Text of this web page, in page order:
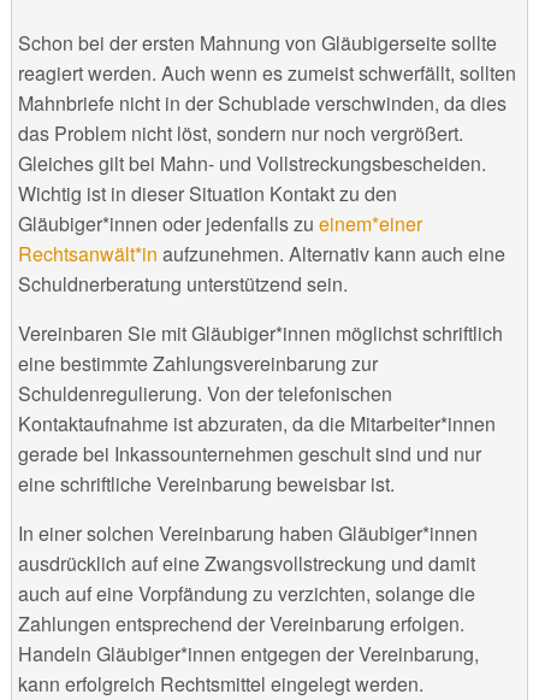
Schon bei der ersten Mahnung von Gläubigerseite sollte
reagiert werden. Auch wenn es zumeist schwerfällt, sollten
Mahnbriefe nicht in der Schublade verschwinden, da dies
das Problem nicht löst, sondern nur noch vergrößert.
Gleiches gilt bei Mahn- und Vollstreckungsbescheiden.
Wichtig ist in dieser Situation Kontakt zu den
Gläubiger*innen oder jedenfalls zu einem*einer
Rechtsanwält*in aufzunehmen. Alternativ kann auch eine
Schuldnerberatung unterstützend sein.
Vereinbaren Sie mit Gläubiger*innen möglichst schriftlich
eine bestimmte Zahlungsvereinbarung zur
Schuldenregulierung. Von der telefonischen
Kontaktaufnahme ist abzuraten, da die Mitarbeiter*innen
gerade bei Inkassounternehmen geschult sind und nur
eine schriftliche Vereinbarung beweisbar ist.
In einer solchen Vereinbarung haben Gläubiger*innen
ausdrücklich auf eine Zwangsvollstreckung und damit
auch auf eine Vorpfändung zu verzichten, solange die
Zahlungen entsprechend der Vereinbarung erfolgen.
Handeln Gläubiger*innen entgegen der Vereinbarung,
kann erfolgreich Rechtsmittel eingelegt werden.